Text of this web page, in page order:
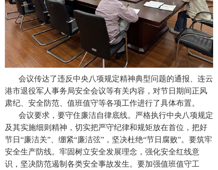
会议传达了违反中央八项规定精神典型问题的通报、连云
港市退役军人事务局安全会议等有关内容，对节日期间正风
肃纪、安全防范、值班值守等各项工作进行了具体布置。
会议要求，要守住廉洁自律底线。严格执行中央八项规定
及其实施细则精神，切实把严守纪律和规矩放在首位，把好
节日“廉洁关”、绷紧“廉洁弦”，坚决杜绝“节日腐败”。要筑牢
安全生产防线。牢固树立安全发展理念，强化安全红线意
识，坚决防范遏制各类安全事故发生。要加强值班值守工